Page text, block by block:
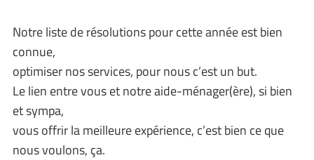
Notre liste de résolutions pour cette année est bien
connue,
optimiser nos services, pour nous c’est un but.
Le lien entre vous et notre aide-ménager(ère), si bien
et sympa,
vous offrir la meilleure expérience, c’est bien ce que
nous voulons, ça.